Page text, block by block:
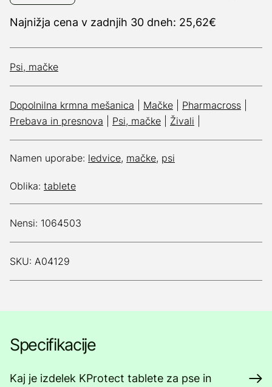
Najnižja cena v zadnjih 30 dneh: 25,62€
Psi, mačke
Dopolnilna krmna mešanica Mačke Pharmacross
Prebava in presnova
Psi, mačke Živali
Namen uporabe: ledvice, mačke, psi
Oblika: tablete
Nensi: 1064503
SKU: A04129
Specifikacije
Kaj je izdelek KProtect tablete za pse in